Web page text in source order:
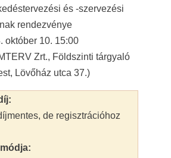
és -szervezési
rendezvénye
október 10. 15:00
Zrt., Földszinti tárgyaló
Lövőház utca 37.)
de regisztrációhoz